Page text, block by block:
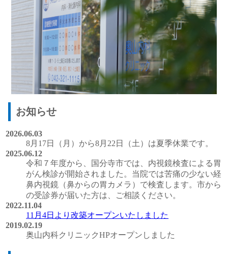
お知らせ
2026.06.03
8月17日（月）から8月22日（土）は夏季休業です。
2025.06.12
令和７年度から、国分寺市では、内視鏡検査による胃
がん検診が開始されました。当院では苦痛の少ない経
鼻内視鏡（鼻からの胃カメラ）で検査します。市から
の受診券が届いた方は、ご相談ください。
2022.11.04
11月4日より改築オープンいたしました
2019.02.19
奥山内科クリニックHPオープンしました